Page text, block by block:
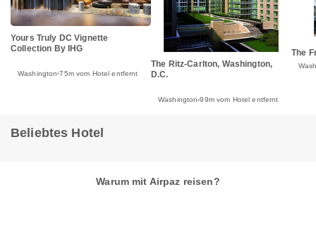
Yours Truly DC Vignette
Collection By IHG
Washington 75m vom Hotel entfernt
The Ritz-Carlton, Washington,
D.C.
Washington 99m vom Hotel entfernt
The
Beliebtes Hotel
Warum mit Airpaz reisen?